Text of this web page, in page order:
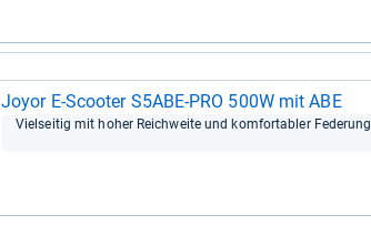
Joyor E-​Scoo­ter S5ABE-​PRO 500W mit ABE
Viel­sei­tig mit hoher Reich­weite und kom­for­ta­bler Fede­rung